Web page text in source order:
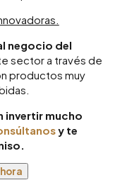
negocio del
sector a través de
productos muy
invertir mucho
y te